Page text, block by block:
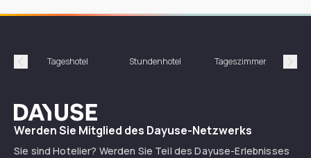
Précédent
Tageshotel Stundenhotel Tageszimmer
Dayuse
Werden Sie Mitglied des Dayuse-Netzwerks
Sie sind Hotelier? Werden Sie Teil des Dayuse-Erlebnisses